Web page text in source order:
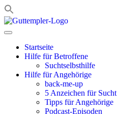
Zum
Inhalt
Startseite
Hilfe für Betroffene
Suchtselbsthilfe
Hilfe für Angehörige
back-me-up
5 Anzeichen für Sucht
Tipps für Angehörige
Podcast-Episoden